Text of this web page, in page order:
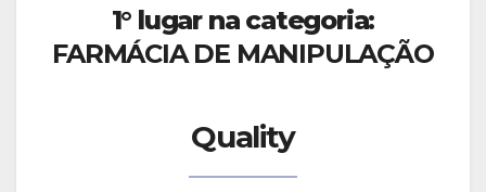
1° lugar na categoria:
FARMÁCIA DE MANIPULAÇÃO
Quality